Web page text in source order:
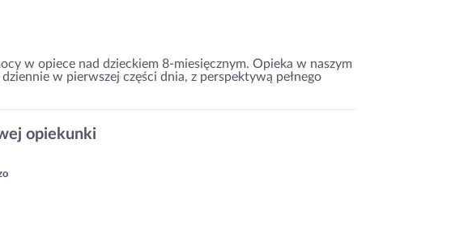
w opiece nad dzieckiem 8-miesięcznym. Opieka w naszym
w pierwszej części dnia, z perspektywą pełnego
opiekunki